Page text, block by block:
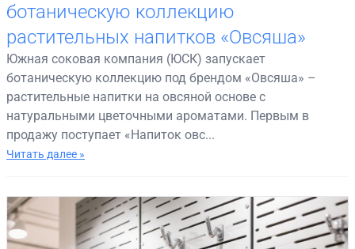
ботаническую коллекцию
растительных напитков «Овсяша»
Южная соковая компания (ЮСК) запускает
ботаническую коллекцию под брендом «Овсяша» –
растительные напитки на овсяной основе с
натуральными цветочными ароматами. Первым в
продажу поступает «Напиток овс...
Читать далее »